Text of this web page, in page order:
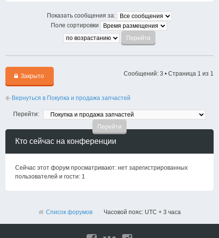
Показать сообщения за:
Поле сортировки
Закрыто Сообщений: 3 • Страница 1 из 1
Вернуться в Покупка и продажа запчастей
Перейти:
Кто сейчас на конференции
Сейчас этот форум просматривают: нет зарегистрированных
пользователей и гости: 1
Список форумов Часовой пояс: UTC + 3 часа